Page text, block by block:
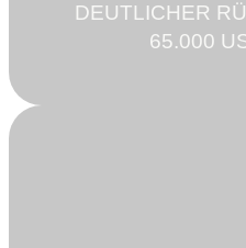
DEUTLICHER
65.000